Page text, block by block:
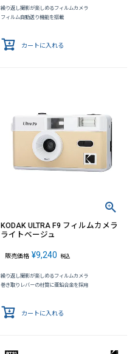
繰り返し撮影が楽しめるフィルムカメラ
フィルム自動送り機能を搭載
カートに入れる
KODAK ULTRA F9 フィルムカメラ
ライトベージュ
販売価格 ¥9,240 税込
繰り返し撮影が楽しめるフィルムカメラ
巻き取りレバーの材質に亜鉛合金を採用
カートに入れる